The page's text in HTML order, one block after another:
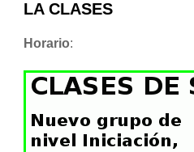
LA CLASES
Horario: